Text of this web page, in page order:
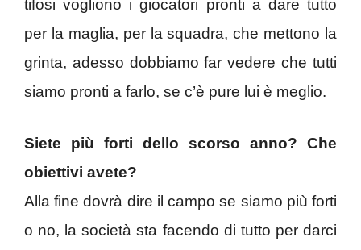
tifosi vogliono i giocatori pronti a dare tutto
per la maglia, per la squadra, che mettono la
grinta, adesso dobbiamo far vedere che tutti
siamo pronti a farlo, se c’è pure lui è meglio.
Siete più forti dello scorso anno? Che
obiettivi avete?
Alla fine dovrà dire il campo se siamo più forti
o no, la società sta facendo di tutto per darci